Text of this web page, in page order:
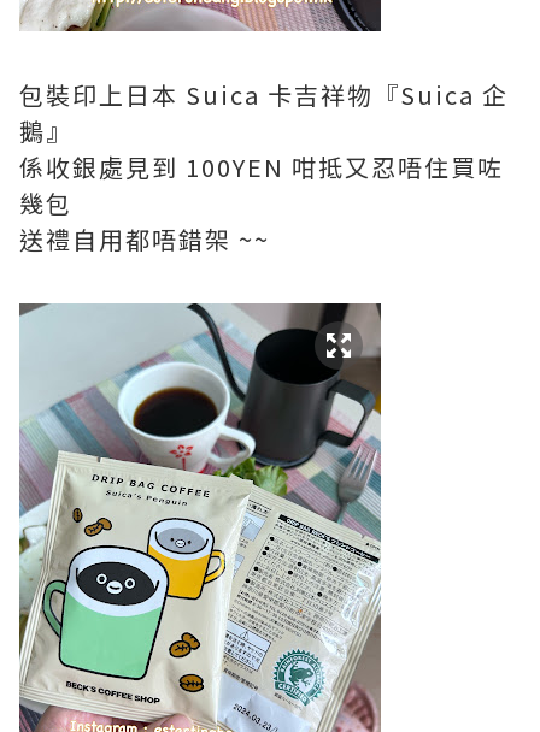
包裝印上日本 Suica 卡吉祥物『Suica 企
鵝』
係收銀處見到 100YEN 咁抵又忍唔住買咗
幾包
送禮自用都唔錯架 ~~